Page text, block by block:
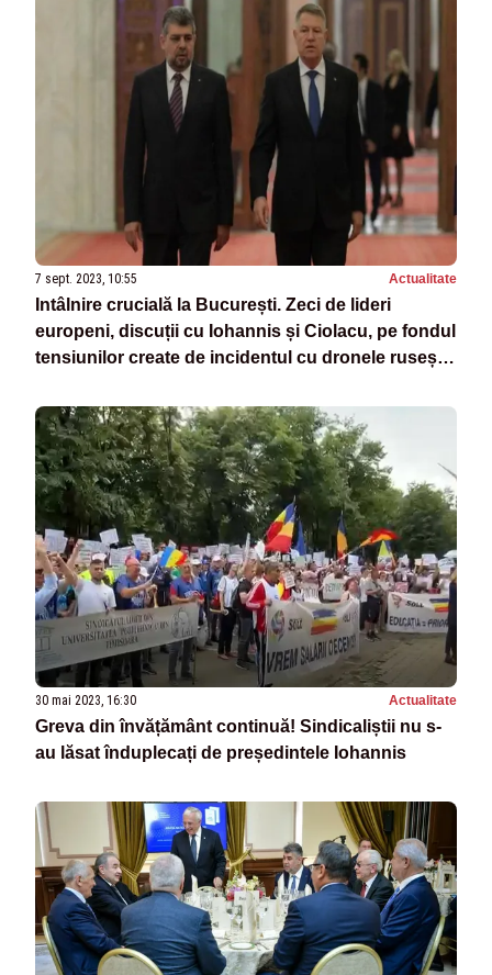
7 sept. 2023, 10:55 Actualitate
Intâlnire crucială la București. Zeci de lideri
europeni, discuții cu Iohannis și Ciolacu, pe fondul
tensiunilor create de incidentul cu dronele rusești
30 mai 2023, 16:30 Actualitate
Greva din învățământ continuă! Sindicaliștii nu s-
au lăsat înduplecați de președintele Iohannis